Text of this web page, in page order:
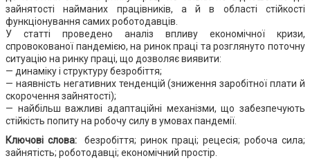
зайнятості найманих працівників, а й в області стійкості
функціонування самих роботодавців.
У статті проведено аналіз впливу економічної кризи,
спровокованої пандемією, на ринок праці та розглянуто поточну
ситуацію на ринку праці, що дозволяє виявити:
— динаміку і структуру безробіття;
— наявність негативних тенденцій (зниження заробітної плати й
скорочення зайнятості);
— найбільш важливі адаптаційні механізми, що забезпечують
стійкість попиту на робочу силу в умовах пандемії.
Ключові слова:
безробіття; ринок праці; рецесія; робоча сила;
зайнятість; роботодавці; економічний простір.